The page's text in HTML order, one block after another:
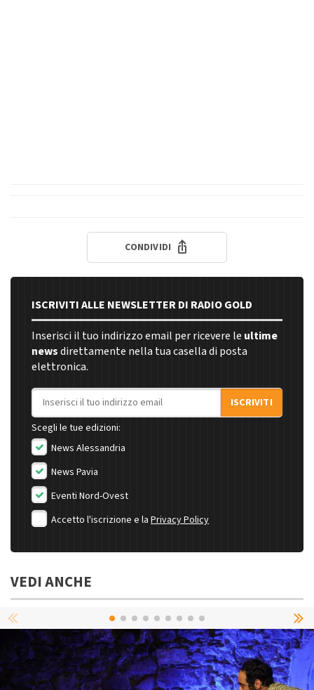
CONDIVIDI
ISCRIVITI ALLE NEWSLETTER DI RADIO GOLD
Inserisci il tuo indirizzo email per ricevere le ultime
newsdirettamente nella tua casella di posta
elettronica.
Indirizzo email
ISCRIVITI
Scegli le tue edizioni:
News Alessandria
News Pavia
Eventi Nord-Ovest
Accetto l'iscrizione e la Privacy Policy
VEDI ANCHE